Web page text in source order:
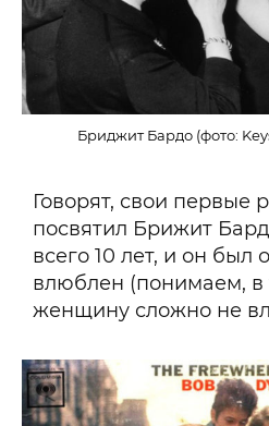
Бриджит Бардо (фото:
Говорят, свои
посвятил Брижит
всего 10 лет, и он был
влюблен (понимаем, в
женщину сложно не